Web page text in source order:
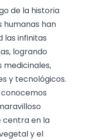
de la historia
humanas han
las infinitas
logrando
y tecnológicos.
conocemos
centra en la
y el